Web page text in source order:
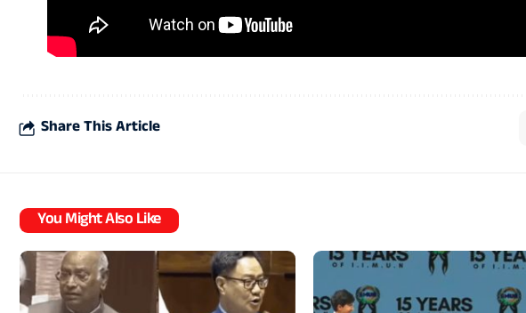
Share This Article
You Might Also Like